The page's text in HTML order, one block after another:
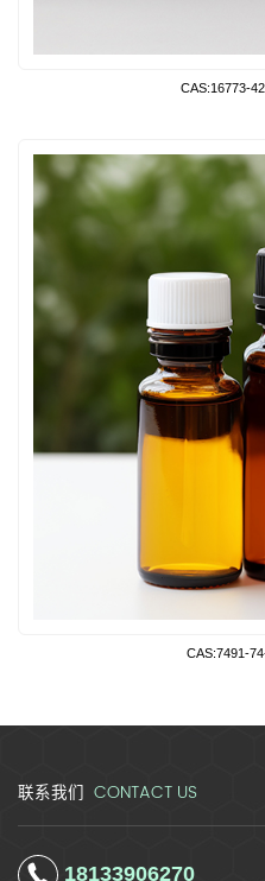
CAS:16773-
CAS:7491-
联系我们 CONTACT US
18133906270